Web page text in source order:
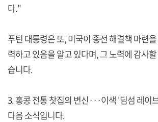
다."
푸틴 대통령은 또, 미국이 종전 해결책 마련
력하고 있음을 알고 있다며, 그 노력에 감사
습니다.
3. 홍콩 전통 찻집의 변신···이색 '딤섬 레이
다음 소식입니다.